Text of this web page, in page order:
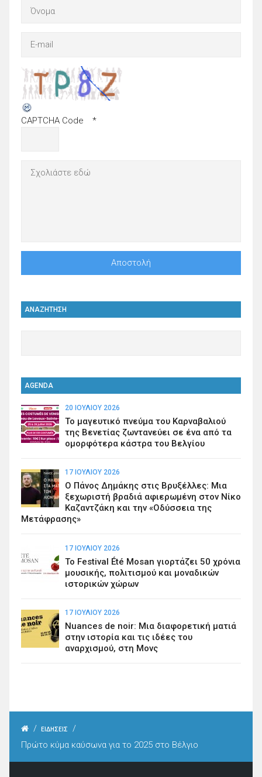
CAPTCHA Code *
ΑΝΑΖΗΤΗΣΗ
AGENDA
20 ΙΟΥΛΊΟΥ 2026
Το μαγευτικό πνεύμα του Καρναβαλιού
της Βενετίας ζωντανεύει σε ένα από τα
ομορφότερα κάστρα του Βελγίου
17 ΙΟΥΛΊΟΥ 2026
Ο Πάνος Δημάκης στις Βρυξέλλες: Μια
ξεχωριστή βραδιά αφιερωμένη στον Νίκο
Καζαντζάκη και την «Οδύσσεια της
Μετάφρασης»
17 ΙΟΥΛΊΟΥ 2026
Το Festival Été Mosan γιορτάζει 50 χρόνια
μουσικής, πολιτισμού και μοναδικών
ιστορικών χώρων
17 ΙΟΥΛΊΟΥ 2026
Nuances de noir: Μια διαφορετική ματιά
στην ιστορία και τις ιδέες του
αναρχισμού, στη Μονς
/ ΕΙΔΗΣΕΙΣ
/
Πρώτο κύμα καύσωνα για το 2025 στο Βέλγιο